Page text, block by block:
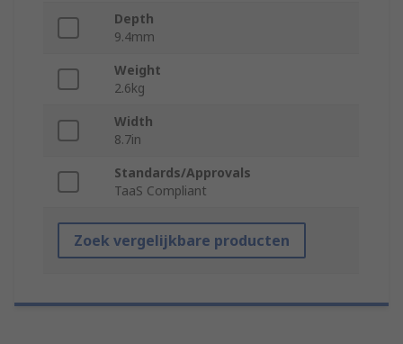
Depth
9.4mm
Weight
2.6kg
Width
8.7in
Standards/Approvals
TaaS Compliant
Zoek vergelijkbare producten